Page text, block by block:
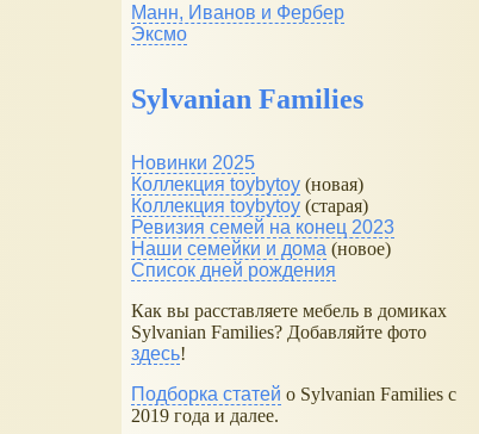
Манн, Иванов и Фербер
Эксмо
Sylvanian Families
Новинки 2025
Коллекция toybytoy (новая)
Коллекция toybytoy (старая)
Ревизия семей на конец 2023
Наши семейки и дома (новое)
Список дней рождения
Как вы расставляете мебель в домиках
Sylvanian Families? Добавляйте фото
здесь!
Подборка статей о Sylvanian Families с
2019 года и далее.